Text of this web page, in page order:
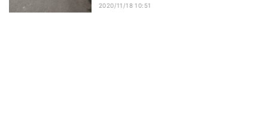
ちがおすすめ」などおもしろコメントも
2020/11/18 10:51